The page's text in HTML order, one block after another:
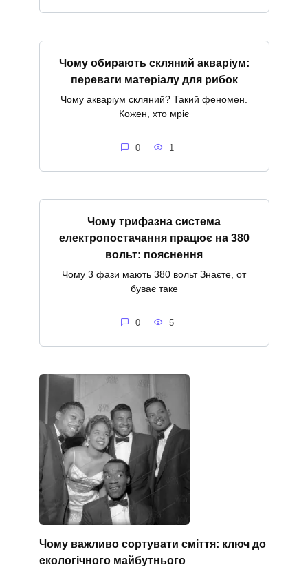
Чому обирають скляний акваріум:
переваги матеріалу для рибок
Чому акваріум скляний? Такий феномен.
Кожен, хто мріє
0 1
Чому трифазна система
електропостачання працює на 380
вольт: пояснення
Чому 3 фази мають 380 вольт Знаєте, от
буває таке
0 5
Чому важливо сортувати сміття: ключ до
екологічного майбутнього